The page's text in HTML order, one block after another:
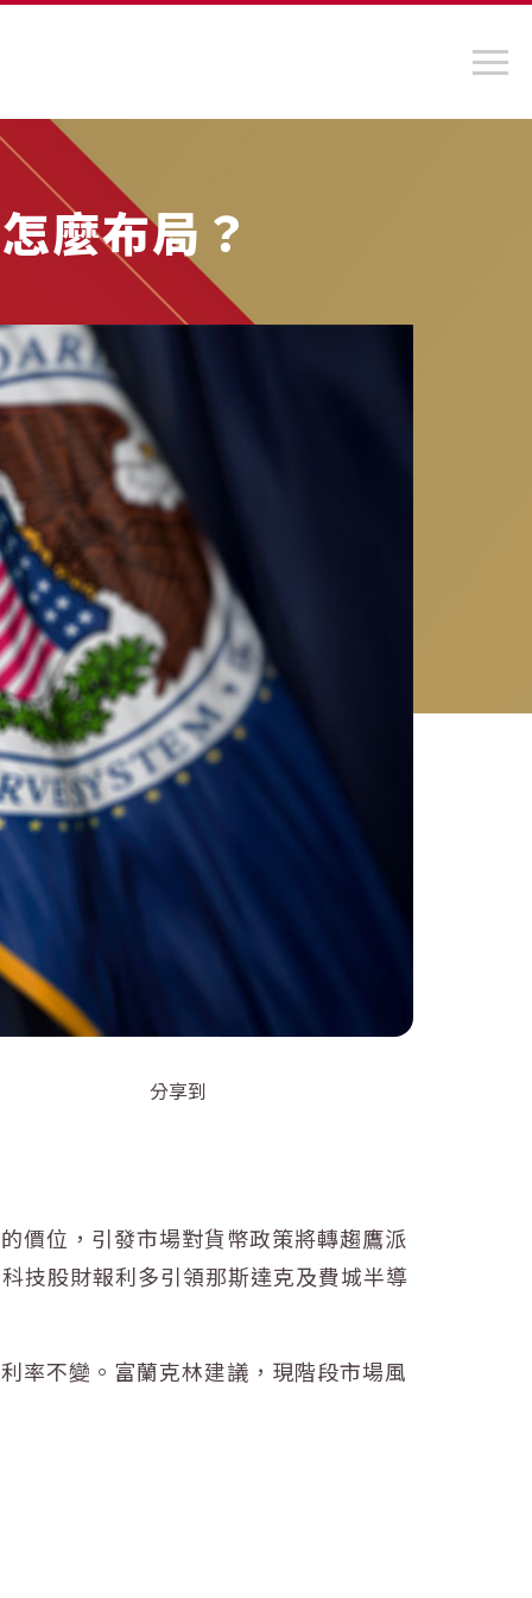
麼布局？
分享到
價位，引發市場對貨幣政策將轉趨鷹派
技股財報利多引領那斯達克及費城半導
利率不變。富蘭克林建議，現階段市場風